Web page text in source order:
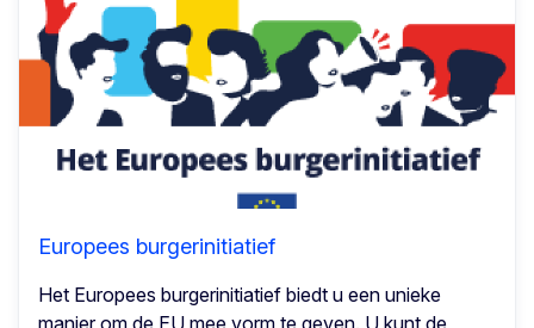
Europees burgerinitiatief
Het Europees burgerinitiatief biedt u een unieke